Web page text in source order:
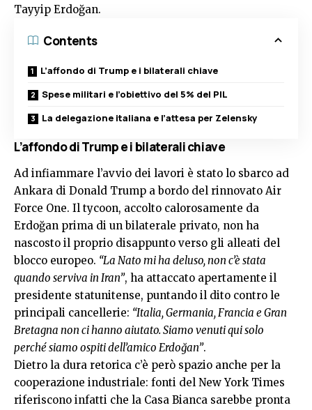
Tayyip Erdoğan.
Contents
L’affondo di Trump e i bilaterali chiave
Spese militari e l’obiettivo del 5% del PIL
La delegazione italiana e l’attesa per Zelensky
L’affondo di Trump e i bilaterali chiave
Ad infiammare l’avvio dei lavori è stato lo sbarco ad
Ankara di Donald Trump a bordo del rinnovato Air
Force One. Il tycoon, accolto calorosamente da
Erdoğan prima di un bilaterale privato, non ha
nascosto il proprio disappunto verso gli alleati del
blocco europeo. “La Nato mi ha deluso, non c’è stata
quando serviva in Iran”, ha attaccato apertamente il
presidente statunitense, puntando il dito contro le
principali cancellerie: “Italia, Germania, Francia e Gran
Bretagna non ci hanno aiutato. Siamo venuti qui solo
perché siamo ospiti dell’amico Erdoğan”.
Dietro la dura retorica c’è però spazio anche per la
cooperazione industriale: fonti del New York Times
riferiscono infatti che la Casa Bianca sarebbe pronta